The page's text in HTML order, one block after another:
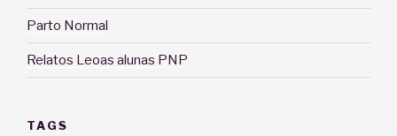
Parto Normal
Relatos Leoas alunas PNP
TAGS